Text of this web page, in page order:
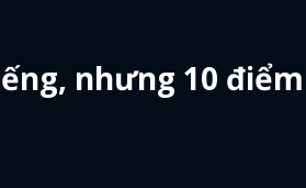
nhưng 10 điểm